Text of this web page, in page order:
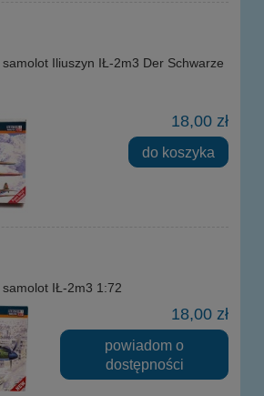
Iliuszyn IŁ-2m3 Der Schwarze
18,00 zł
do koszyka
IŁ-2m3 1:72
18,00 zł
powiadom o
dostępności